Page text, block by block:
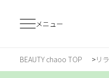
メニュー
すでに会員の方
BEAUTY chaoo TOP リ